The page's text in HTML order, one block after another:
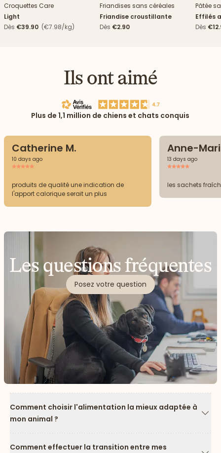
Croquettes Care
Light
Dès €39.90 (€7.98/kg)
Friandises sans céréales
Friandise croustillante
Dès €2.90
Pâtée
Effilés
Dès
Ils ont aimé
Plus de 1,1 million de chiens et chats conquis
Catherine M.
10 days ago
produits de qualité une indication de
l'apport calorique serait un plus
Anne-
13 days ago
les sachets
Les questions fréquentes
Posez votre question
Comment choisir l'alimentation la mieux adaptée à
mon animal ?
Comment effectuer la transition entre mes